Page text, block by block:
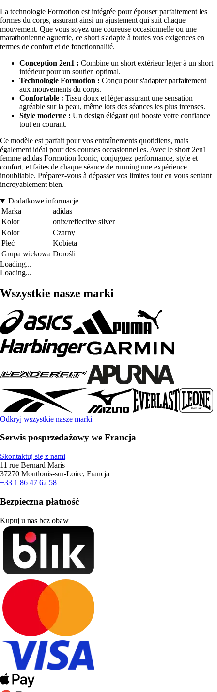
La technologie Formotion est intégrée pour épouser parfaitement les
formes du corps, assurant ainsi un ajustement qui suit chaque
mouvement. Que vous soyez une coureuse occasionnelle ou une
marathonienne aguerrie, ce short s'adapte à toutes vos exigences en
termes de confort et de fonctionnalité.
Conception 2en1 : Combine un short extérieur léger à un short
intérieur pour un soutien optimal.
Technologie Formotion : Conçu pour s'adapter parfaitement
aux mouvements du corps.
Confortable : Tissu doux et léger assurant une sensation
agréable sur la peau, même lors des séances les plus intenses.
Style moderne : Un design élégant qui booste votre confiance
tout en courant.
Ce modèle est parfait pour vos entraînements quotidiens, mais
également idéal pour des courses occasionnelles. Avec le short 2en1
femme adidas Formotion Iconic, conjuguez performance, style et
confort, et faites de chaque séance de running une expérience
inoubliable. Préparez-vous à dépasser vos limites tout en vous sentant
incroyablement bien.
Dodatkowe informacje
Marka
adidas
Kolor
onix/reflective silver
Kolor
Czarny
Płeć
Kobieta
Grupa wiekowa Dorośli
Loading...
Loading...
Wszystkie nasze marki
Odkryj wszystkie nasze marki
Serwis posprzedażowy we Francja
Skontaktuj się z nami
11 rue Bernard Maris
37270 Montlouis-sur-Loire, Francja
+33 1 86 47 62 58
Bezpieczna płatność
Kupuj u nas bez obaw